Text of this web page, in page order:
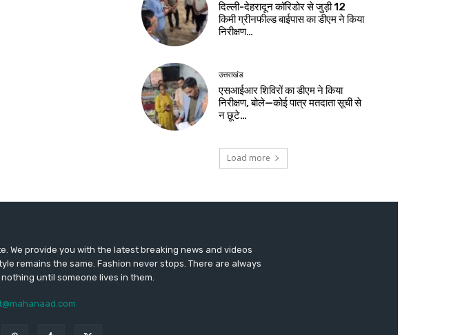
दिल्ली-देहरादून कॉरिडोर से जुड़ी 12
किमी ग्रीनफील्ड बाईपास का डीएम ने किया
निरीक्षण…
उत्तराखंड
एसआईआर शिविरों का डीएम ने किया
निरीक्षण, बोले—कोई पात्र मतदाता सूची से
न छूटे…
Load more
We provide you with the latest breaking news and videos
remains the same. Fashion never stops. There are always
until someone lives in them.